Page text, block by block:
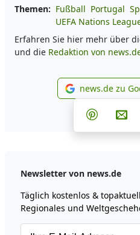
Themen: Fußball Portugal
UEFA Nations
Erfahren Sie hier mehr über
und die Redaktion von
news.de zu
Teilen
Teilen
Newsletter von news.de
Täglich kostenlos &
Regionales und